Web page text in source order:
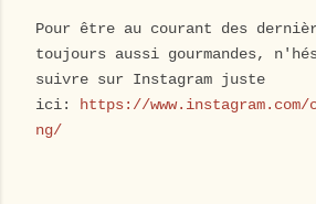
Pour être au courant des
toujours aussi gourmandes,
suivre sur Instagram juste
ici: https://
ng/